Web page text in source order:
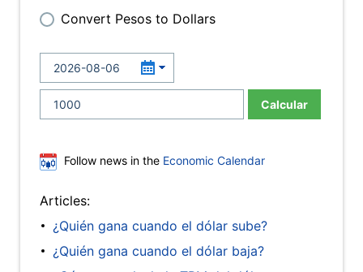
Convert Pesos to Dollars
Calcular
Follow news in the Economic Calendar
Articles:
¿Quién gana cuando el dólar sube?
¿Quién gana cuando el dólar baja?